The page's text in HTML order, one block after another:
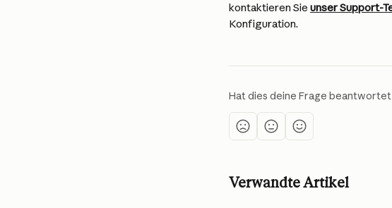
kontaktieren Sie unser Support-
Konfiguration.
Hat dies deine Frage
Verwandte Artikel